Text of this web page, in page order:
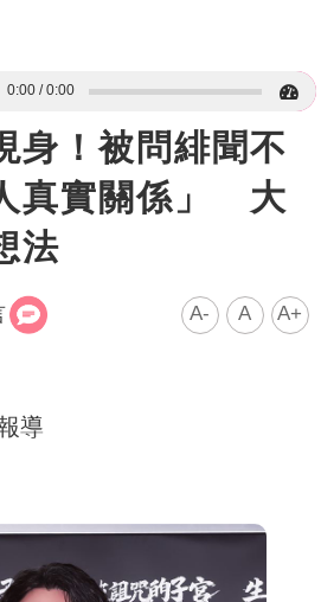
0:00 0:00
身！被問緋聞不
真實關係」 大
法
A- A A+
導